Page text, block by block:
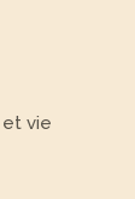
et vie